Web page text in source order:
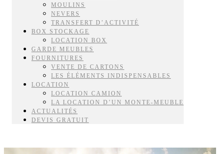
MOULINS
NEVERS
TRANSFERT D’ACTIVITÉ
BOX STOCKAGE
LOCATION BOX
GARDE MEUBLES
FOURNITURES
VENTE DE CARTONS
LES ÉLÉMENTS INDISPENSABLES
LOCATION
LOCATION CAMION
LA LOCATION D’UN MONTE-MEUBLE
ACTUALITÉS
DEVIS GRATUIT